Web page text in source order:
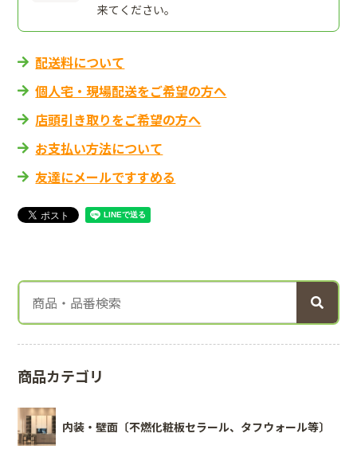
来てください。
配送料について
個人宅・現場配送をご希望の方へ
店頭引き取りをご希望の方へ
お支払い方法について
友達にメールですすめる
商品カテゴリ
内装・壁面〔不燃化粧板セラール、タフウォール等〕